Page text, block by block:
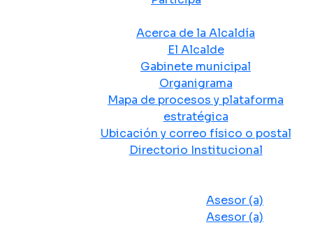
Acerca de la Alcaldía
El Alcalde
Gabinete municipal
Organigrama
Mapa de procesos y plataforma
estratégica
Ubicación y correo físico o postal
Directorio Institucional
Asesor (a)
Asesor (a)